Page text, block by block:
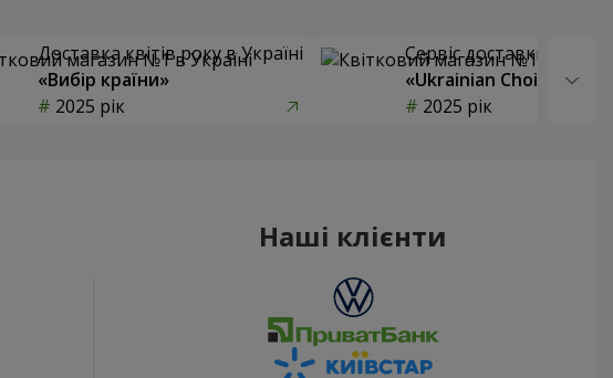
Доставка квітів року в Україні
«Вибір країни»
2025 рік
Сервіс доставки квітів
«Ukrainian Choice»
2025 рік
Наші клієнти